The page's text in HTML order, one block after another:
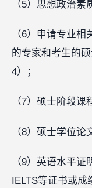
（5）思想政治素
（6）申请专业
的专家和考生的
4）；
（7）硕士阶段课
（8）硕士学位论
（9）英语水平证
IELTS等证书或成